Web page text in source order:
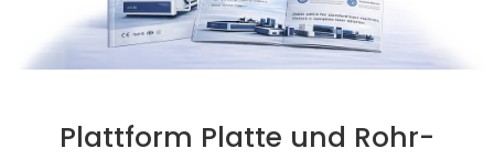
Plattform Platte und Rohr-